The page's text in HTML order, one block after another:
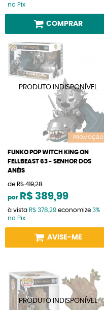
no Pix
COMPRAR
PROMOÇÃO
FUNKO POP WITCH KING ON
FELLBEAST 63 - SENHOR DOS
ANÉIS
de R$ 419,28
por R$ 389,99
à vista R$ 378,29 economize 3%
no Pix
AVISE-ME